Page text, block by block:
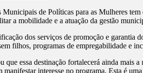
de Políticas para as Mulheres
a mobilidade e a atuação da gestão
dos serviços de promoção e garantia
filhos, programas de empregabilidade e
essa destinação fortalecerá ainda mais
interesse no programa. Esta é